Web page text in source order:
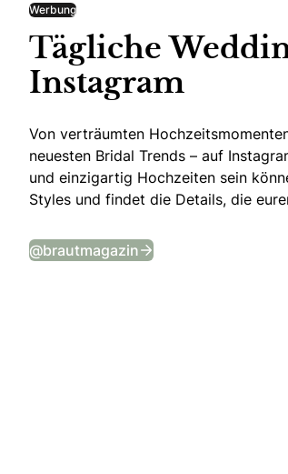
Werbung
Tägliche
Instagram
Von verträumten
neuesten Bridal Trends – auf
und einzigartig Hochzeiten sein
Styles und findet die Details, die
@brautmagazin